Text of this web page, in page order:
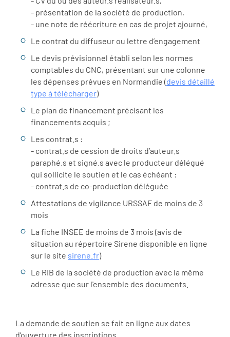
- présentation de la société de production,
- une note de réécriture en cas de projet ajourné,
Le contrat du diffuseur ou lettre d’engagement
Le devis prévisionnel établi selon les normes
comptables du CNC, présentant sur une colonne
les dépenses prévues en Normandie (devis détaillé
type à télécharger)
Le plan de financement précisant les
financements acquis ;
Les contrat.s :
- contrat.s de cession de droits dʼauteur.s
paraphé.s et signé.s avec le producteur délégué
qui sollicite le soutien et le cas échéant :
- contrat.s de co-production déléguée
Attestations de vigilance URSSAF de moins de 3
mois
La fiche INSEE de moins de 3 mois (avis de
situation au répertoire Sirene disponible en ligne
sur le site sirene.fr)
Le RIB de la société de production avec la même
adresse que sur l'ensemble des documents.
La demande de soutien se fait en ligne aux dates
d’ouverture des inscriptions